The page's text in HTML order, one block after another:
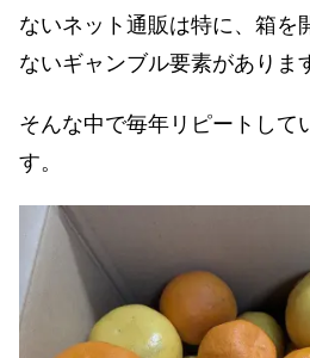
ないネット通販は特に、箱を
ないギャンブル要素がありま
そんな中で毎年リピートして
す。